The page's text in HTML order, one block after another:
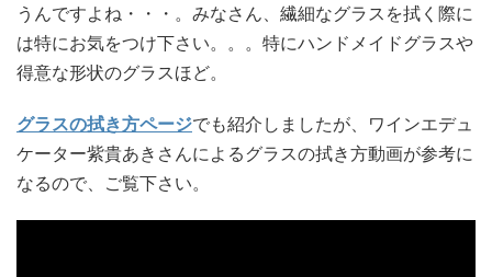
うんですよね・・・。みなさん、繊細なグラスを拭く際に
は特にお気をつけ下さい。。。特にハンドメイドグラスや
得意な形状のグラスほど。
グラスの拭き方ページでも紹介しましたが、ワインエデュ
ケーター紫貴あきさんによるグラスの拭き方動画が参考に
なるので、ご覧下さい。